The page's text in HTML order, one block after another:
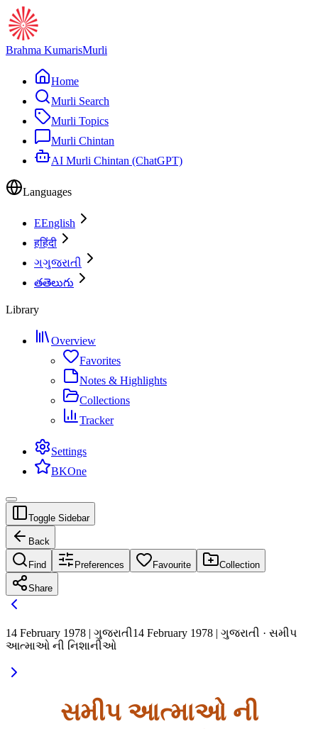
Brahma KumarisMurli
Home
Murli Search
Murli Topics
Murli Chintan
AI Murli Chintan (ChatGPT)
Languages
EEnglish
हहिंदी
ગગુજરાતી
తతెలుగు
Library
Overview
Favorites
Notes & Highlights
Collections
Tracker
Settings
BKOne
Toggle Sidebar
Back
Find Preferences Favourite Collection
Share
14 February 1978 | ગુજરાતી14 February 1978 | ગુજરાતી · સમીપ
આત્માઓ ની નિશાનીઓ
સમીપ આત્માઓ ની